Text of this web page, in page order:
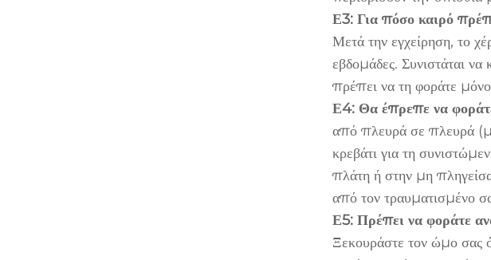
Ε3: Για πόσο καιρό
Μετά την εγχείρηση, το
εβδομάδες. Συνιστάται
πρέπει να τη φοράτε μόνο
Ε4: Θα έπρεπε να
από πλευρά σε πλευρά
κρεβάτι για τη
πλάτη ή στην μη
από τον τραυματισμένο
Ε5: Πρέπει να φοράτε
Ξεκουράστε τον ώμο σας